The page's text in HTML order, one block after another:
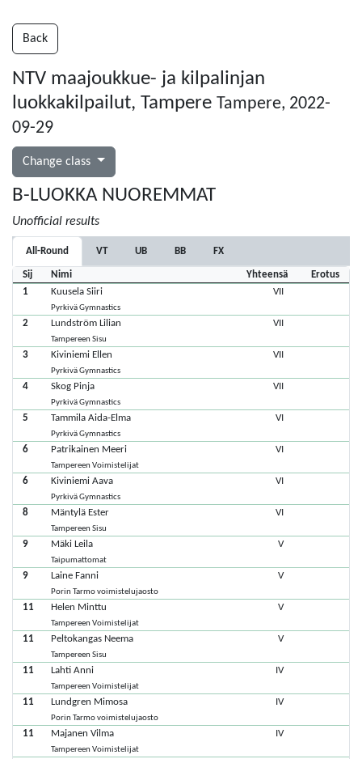
Back
NTV maajoukkue- ja kilpalinjan
luokkakilpailut, Tampere Tampere, 2022-
09-29
Change class
B-LUOKKA NUOREMMAT
Unofficial results
All-Round VT UB BB FX
Sij Nimi Yhteensä
Erotus
1
Kuusela Siiri
Pyrkivä Gymnastics
VII
2 Lundström Lilian
Tampereen Sisu
VII
3 Kiviniemi Ellen
Pyrkivä Gymnastics
VII
4 Skog Pinja
Pyrkivä Gymnastics
VII
5 Tammila Aida-Elma
Pyrkivä Gymnastics
VI
6 Patrikainen Meeri
Tampereen Voimistelijat
VI
6 Kiviniemi Aava
Pyrkivä Gymnastics
VI
8 Mäntylä Ester
Tampereen Sisu
VI
9 Mäki Leila
Taipumattomat
V
9 Laine Fanni
Porin Tarmo voimistelujaosto
V
11 Helen Minttu
Tampereen Voimistelijat
V
11 Peltokangas Neema
Tampereen Sisu
V
11 Lahti Anni
Tampereen Voimistelijat
IV
11 Lundgren Mimosa
Porin Tarmo voimistelujaosto
IV
11 Majanen Vilma
Tampereen Voimistelijat
IV